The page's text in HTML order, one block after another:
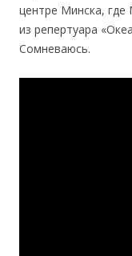
центре Минска, где
из репертуара
Сомневаюсь.